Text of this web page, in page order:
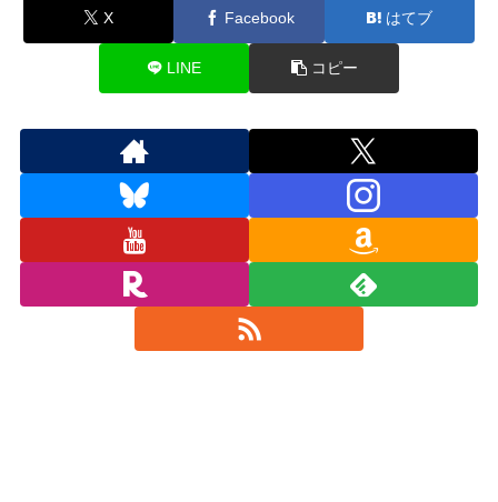
X Facebook はてブ
LINE コピー